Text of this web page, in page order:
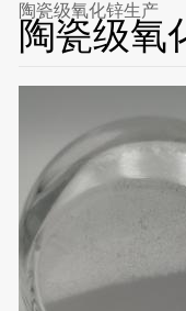
陶瓷级氧化锌生产
陶瓷级氧